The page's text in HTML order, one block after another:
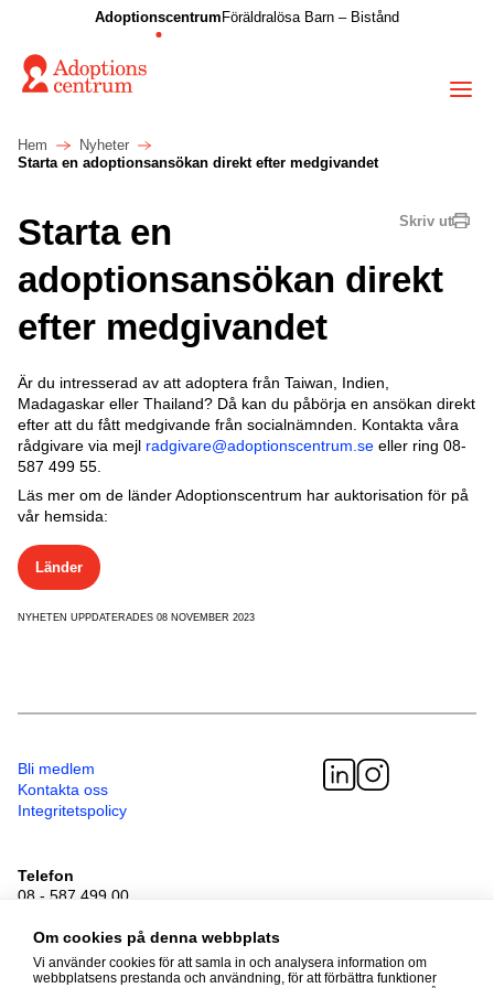
Adoptionscentrum Föräldralösa Barn – Bistånd
Hem
Nyheter
Starta en adoptionsansökan direkt efter medgivandet
Skriv ut
Starta en
adoptionsansökan direkt
efter medgivandet
Är du intresserad av att adoptera från Taiwan, Indien,
Madagaskar eller Thailand? Då kan du påbörja en ansökan direkt
efter att du fått medgivande från socialnämnden. Kontakta våra
rådgivare via mejl radgivare@adoptionscentrum.se eller ring 08-
587 499 55.
Läs mer om de länder Adoptionscentrum har auktorisation för på
vår hemsida:
Länder
NYHETEN UPPDATERADES 08 NOVEMBER 2023
Bli medlem
Kontakta oss
Integritetspolicy
Telefon
08 - 587 499 00
Sveavägen 41
111 34 Stockholm
Om cookies på denna webbplats
Vi använder cookies för att samla in och analysera information om
webbplatsens prestanda och användning, för att förbättra funktioner